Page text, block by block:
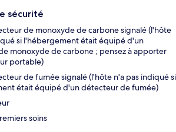
sécurité
de monoxyde de carbone signalé (l'hôte
si l'hébergement était équipé d'un
monoxyde de carbone ; pensez à apporter
portable)
de fumée signalé (l'hôte n'a pas indiqué si
était équipé d'un détecteur de fumée)
soins